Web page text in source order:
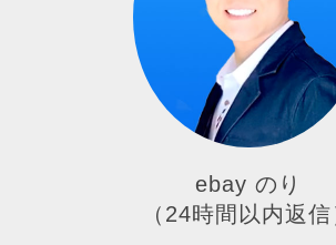
ebay のり
（24時間以内返信